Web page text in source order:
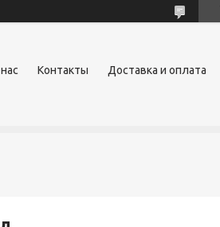
Контакты Доставка и оплата